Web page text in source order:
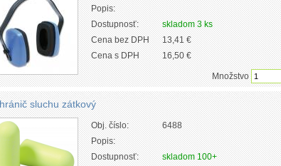
Popis:
Dostupnosť:
skladom 3 ks
Cena bez DPH
13,41 €
Cena s DPH
16,50 €
Množstvo
sluchu zátkový
Obj. číslo:
6488
Popis:
Dostupnosť:
skladom 100+